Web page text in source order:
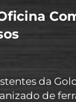
da
de